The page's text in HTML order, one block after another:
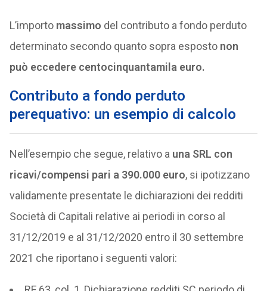
L’importo massimo del contributo a fondo perduto
determinato secondo quanto sopra esposto non
può eccedere centocinquantamila euro.
Contributo a fondo perduto
perequativo: un esempio di calcolo
Nell’esempio che segue, relativo a una SRL con
ricavi/compensi pari a 390.000 euro, si ipotizzano
validamente presentate le dichiarazioni dei redditi
Società di Capitali relative ai periodi in corso al
31/12/2019 e al 31/12/2020 entro il 30 settembre
2021 che riportano i seguenti valori: